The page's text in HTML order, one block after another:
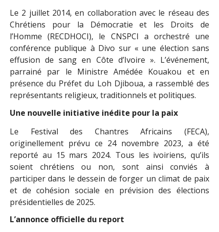
Le 2 juillet 2014, en collaboration avec le réseau des
Chrétiens pour la Démocratie et les Droits de
l’Homme (RECDHOCI), le CNSPCI a orchestré une
conférence publique à Divo sur « une élection sans
effusion de sang en Côte d’Ivoire ». L’événement,
parrainé par le Ministre Amédée Kouakou et en
présence du Préfet du Loh Djiboua, a rassemblé des
représentants religieux, traditionnels et politiques.
Une nouvelle initiative inédite pour la paix
Le Festival des Chantres Africains (FECA),
originellement prévu ce 24 novembre 2023, a été
reporté au 15 mars 2024. Tous les ivoiriens, qu’ils
soient chrétiens ou non, sont ainsi conviés à
participer dans le dessein de forger un climat de paix
et de cohésion sociale en prévision des élections
présidentielles de 2025.
L’annonce officielle du report